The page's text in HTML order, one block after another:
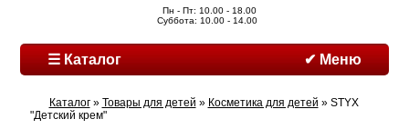
Пн - Пт: 10.00 - 18.00
Суббота: 10.00 - 14.00
☰ Каталог ✔ Меню
Каталог» Товары для детей » Косметика для детей » STYX
"Детский крем"